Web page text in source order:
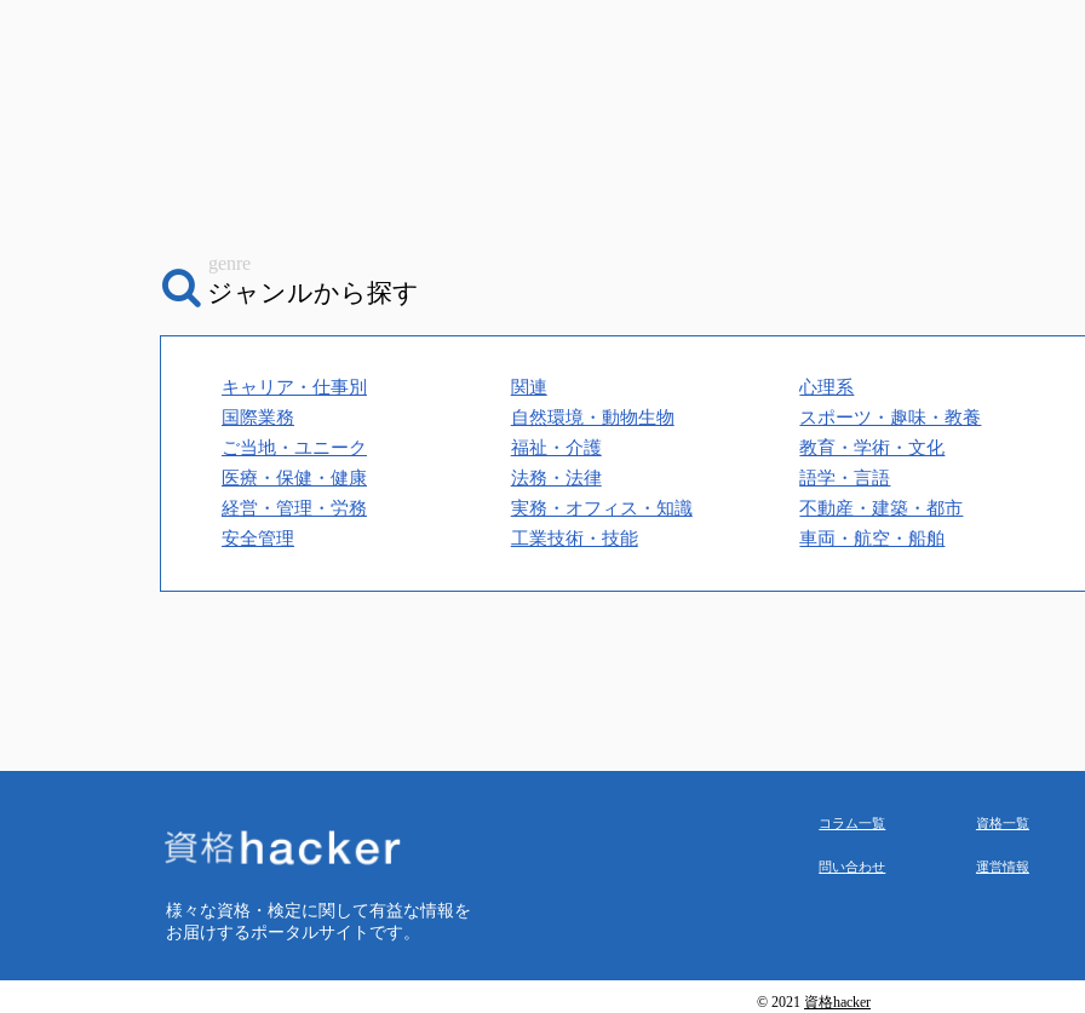
ジャンルから探す
genre
キャリア・仕事別 関連 心理系
国際業務
自然環境・動物生物 スポーツ・趣味・教養
ご当地・ユニーク
福祉・介護 教育・学術・文化
医療・保健・健康
法務・法律 語学・言語
経営・管理・労務
実務・オフィス・知識 不動産・建築・都市
安全管理
工業技術・技能 車両・航空・船舶
様々な資格・検定に関して有益な情報を
お届けするポータルサイトです。
コラム一覧 資格一覧
問い合わせ 運営情報
© 2021 資格hacker